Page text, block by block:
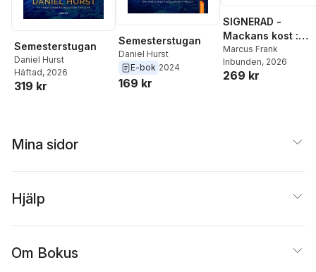
Semesterstugan
Daniel Hurst
Häftad, 2026
319 kr
Semesterstugan
Daniel Hurst
E-bok 2024
169 kr
SIGNERAD -
Mackans kost :
Middagar och
matlådor
Marcus Frank
Inbunden, 2026
269 kr
Mina sidor
Hjälp
Om Bokus